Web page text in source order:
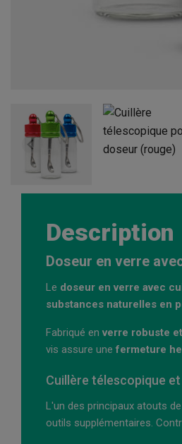
Description
Doseur en verre
Le doseur en verre avec
substances naturelles en
Fabriqué en verre robuste
vis assure unefermeture
Cuillère télescopique
L'un des principaux atouts
outils supplémentaires.